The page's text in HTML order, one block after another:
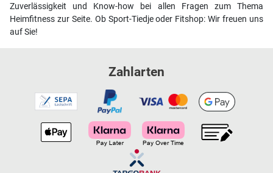
Zuverlässigkeit und Know-how bei allen Fragen zum Thema
Heimfitness zur Seite. Ob Sport-Tiedje oder Fitshop: Wir freuen uns
auf Sie!
Zahlarten